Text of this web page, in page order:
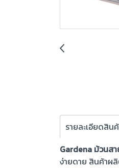
รายละเอียดสิน
Gardena ม้วนส
ง่ายดาย สินค้าผลิ